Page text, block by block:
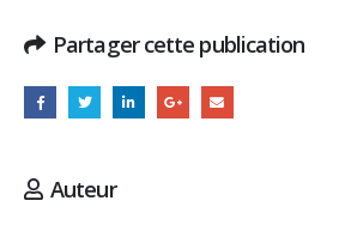
Partager cette publication
Auteur